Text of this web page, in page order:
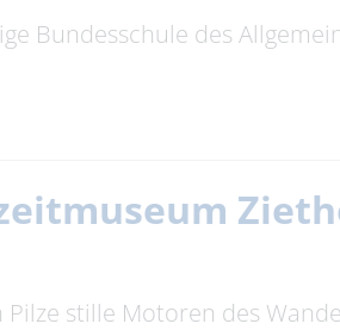
Bundesschule des
stille Motoren des